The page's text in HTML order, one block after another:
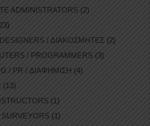
ADMINISTRATORS (2)
DESIGNERS / ΔΙΑΚΟΣΜΗΤΕΣ (2)
/ PROGRAMMERS (3)
/ PR / ΔΙΑΦΗΜΙΣΗ (4)
(13)
(1)
(1)